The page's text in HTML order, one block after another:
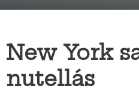
New York
nutellás